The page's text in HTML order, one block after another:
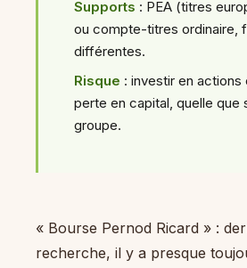
Supports : PEA (titres
ou compte-titres ordinaire,
différentes.
Risque : investir en actions
perte en capital, quelle que
groupe.
« Bourse Pernod Ricard » :
recherche, il y a presque